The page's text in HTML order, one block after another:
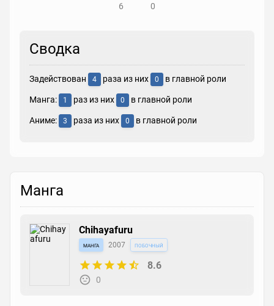
6 0
Сводка
Задействован 4 раза из них 0 в главной роли
Манга: 1 раз из них 0 в главной роли
Аниме: 3 раза из них 0 в главной роли
Манга
Chihayafuru
манга 2007 побочный
8.6
0